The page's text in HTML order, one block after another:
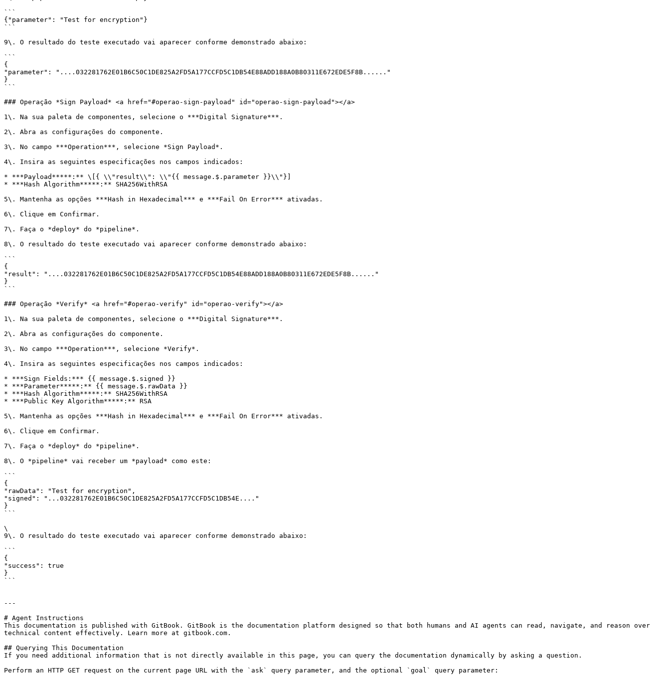
```
{"parameter": "Test for encryption"}
```
9\. O resultado do teste executado vai aparecer conforme demonstrado abaixo:
```
{
"parameter": "....032281762E01B6C50C1DE825A2FD5A177CCFD5C1DB54E88ADD188A0B80311E672EDE5F8B......"
}
```
### Operação *Sign Payload* <a href="#operao-sign-payload" id="operao-sign-payload"></a>
1\. Na sua paleta de componentes, selecione o ***Digital Signature***.
2\. Abra as configurações do componente.
3\. No campo ***Operation***, selecione *Sign Payload*.
4\. Insira as seguintes especificações nos campos indicados:
* ***Payload*****:** \[{ \\"result\\": \\"{{ message.$.parameter }}\\"}]
* ***Hash Algorithm*****:** SHA256WithRSA
5\. Mantenha as opções ***Hash in Hexadecimal*** e ***Fail On Error*** ativadas.
6\. Clique em Confirmar.
7\. Faça o *deploy* do *pipeline*.
8\. O resultado do teste executado vai aparecer conforme demonstrado abaixo:
```
{
"result": "....032281762E01B6C50C1DE825A2FD5A177CCFD5C1DB54E88ADD188A0B80311E672EDE5F8B......"
}
```
### Operação *Verify* <a href="#operao-verify" id="operao-verify"></a>
1\. Na sua paleta de componentes, selecione o ***Digital Signature***.
2\. Abra as configurações do componente.
3\. No campo ***Operation***, selecione *Verify*.
4\. Insira as seguintes especificações nos campos indicados:
* ***Sign Fields:*** {{ message.$.signed }}
* ***Parameter*****:** {{ message.$.rawData }}
* ***Hash Algorithm*****:** SHA256WithRSA
* ***Public Key Algorithm*****:** RSA
5\. Mantenha as opções ***Hash in Hexadecimal*** e ***Fail On Error*** ativadas.
6\. Clique em Confirmar.
7\. Faça o *deploy* do *pipeline*.
8\. O *pipeline* vai receber um *payload* como este:
```
{
"rawData": "Test for encryption",
"signed": "...032281762E01B6C50C1DE825A2FD5A177CCFD5C1DB54E...."
}
```
\
9\. O resultado do teste executado vai aparecer conforme demonstrado abaixo:
```
{
"success": true
}
```
---
# Agent Instructions
This documentation is published with GitBook. GitBook is the documentation platform designed so that both humans and AI agents can read, navigate, and reason over
technical content effectively. Learn more at gitbook.com.
## Querying This Documentation
If you need additional information that is not directly available in this page, you can query the documentation dynamically by asking a question.
Perform an HTTP GET request on the current page URL with the `ask` query parameter, and the optional `goal` query parameter: